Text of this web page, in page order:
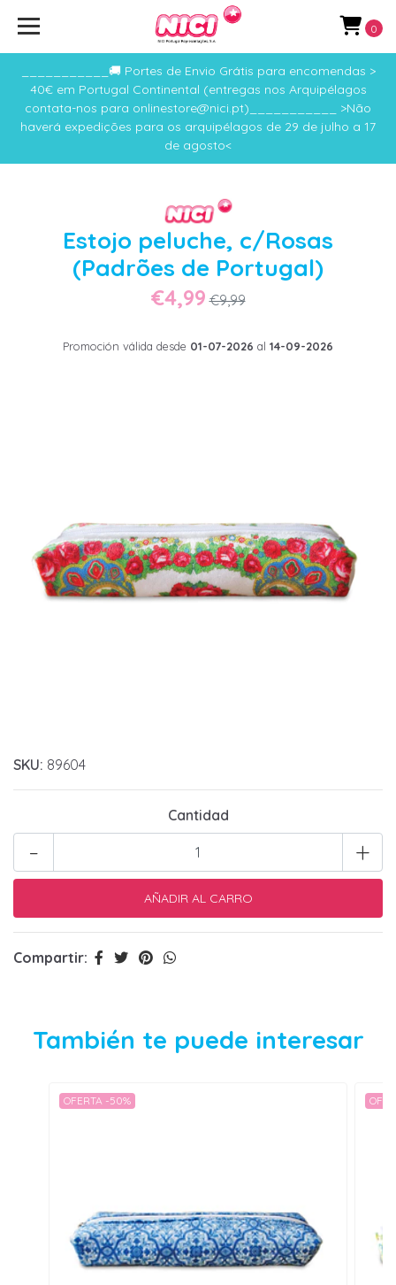
___________🚚 Portes de Envio Grátis para encomendas >
40€ em Portugal Continental (entregas nos Arquipélagos
contata-nos para onlinestore@nici.pt)___________ >Não
haverá expedições para os arquipélagos de 29 de julho a 17
de agosto<
0
Estojo peluche, c/Rosas
(Padrões de Portugal)
€4,99 €9,99
Promoción válida desde 01-07-2026 al 14-09-2026
SKU: 89604
Cantidad
+
-
Compartir:
También te puede interesar
OFERTA -50%